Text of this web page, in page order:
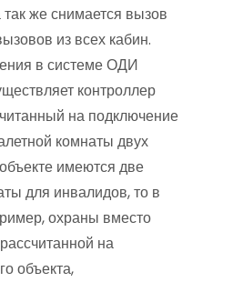
же снимается вызов
из всех кабин.
в системе ОДИ
контроллер
на подключение
комнаты двух
имеются две
для инвалидов, то в
охраны вместо
на
объекта,